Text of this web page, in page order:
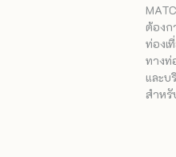
ต้องก
ท่องเ
ทางท่
และ
สำห